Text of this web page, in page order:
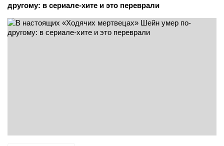
другому: в сериале-хите и это переврали